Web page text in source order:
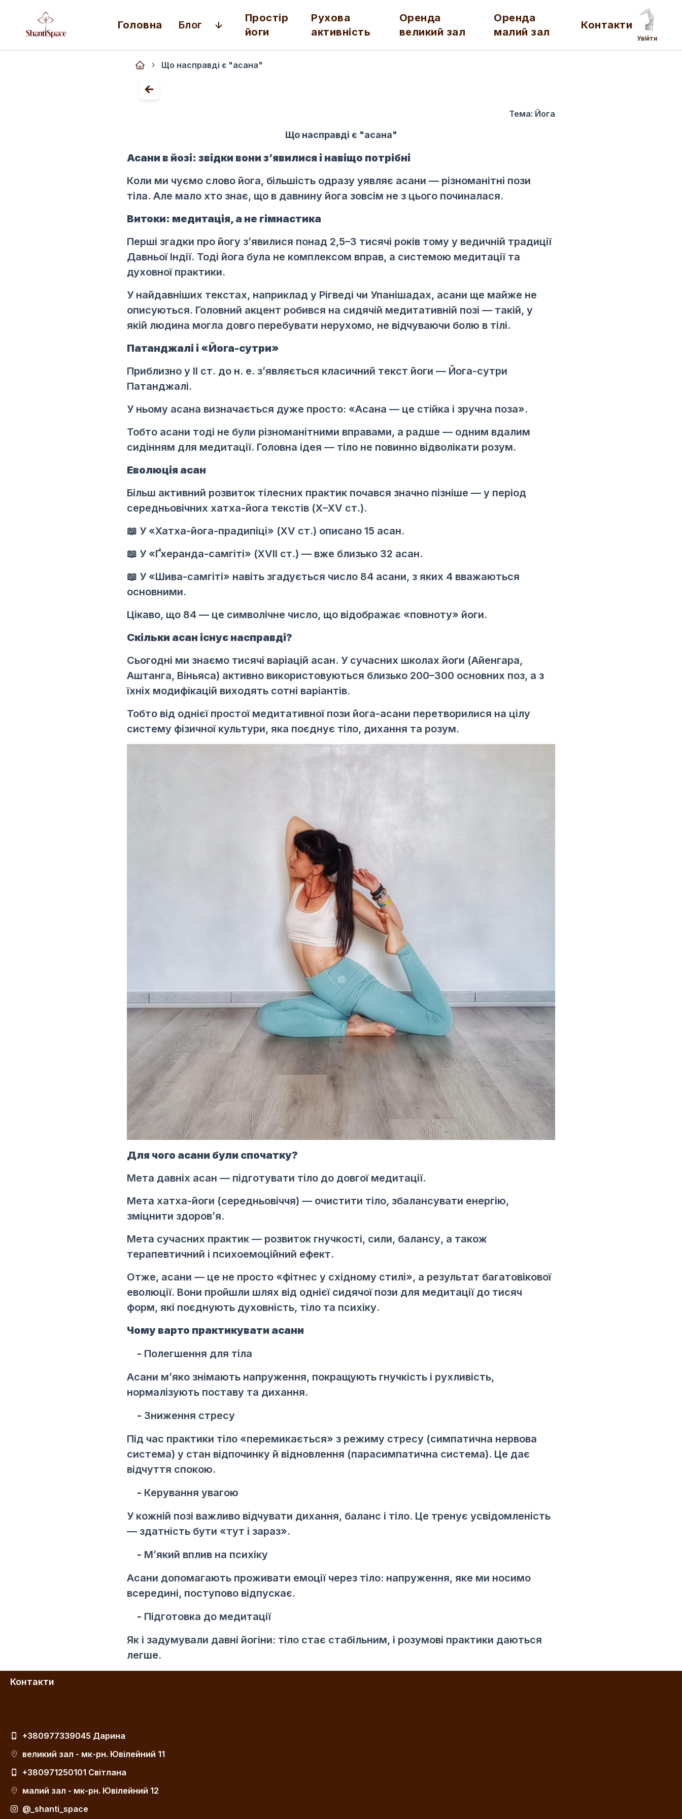
Головна Блог
Простір
йоги
Рухова
активність
Оренда
великий зал
Оренда
малий зал
Контакти
Увійти
Що насправді є "асана"
Тема: Йога
Що насправді є "асана"
Асани в йозі: звідки вони з’явилися і навіщо потрібні
Коли ми чуємо слово йога, більшість одразу уявляє асани — різноманітні пози
тіла. Але мало хто знає, що в давнину йога зовсім не з цього починалася.
Витоки: медитація, а не гімнастика
Перші згадки про йогу з’явилися понад 2,5–3 тисячі років тому у ведичній традиції
Давньої Індії. Тоді йога була не комплексом вправ, а системою медитації та
духовної практики.
У найдавніших текстах, наприклад у Рігведі чи Упанішадах, асани ще майже не
описуються. Головний акцент робився на сидячій медитативній позі — такій, у
якій людина могла довго перебувати нерухомо, не відчуваючи болю в тілі.
Патанджалі і «Йога-сутри»
Приблизно у II ст. до н. е. з’являється класичний текст йоги — Йога-сутри
Патанджалі.
У ньому асана визначається дуже просто: «Асана — це стійка і зручна поза».
Тобто асани тоді не були різноманітними вправами, а радше — одним вдалим
сидінням для медитації. Головна ідея — тіло не повинно відволікати розум.
Еволюція асан
Більш активний розвиток тілесних практик почався значно пізніше — у період
середньовічних хатха-йога текстів (X–XV ст.).
📖 У «Хатха-йога-прадипіці» (XV ст.) описано 15 асан.
📖 У «Ґхеранда-самгіті» (XVII ст.) — вже близько 32 асан.
📖 У «Шива-самгіті» навіть згадується число 84 асани, з яких 4 вважаються
основними.
Цікаво, що 84 — це символічне число, що відображає «повноту» йоги.
Скільки асан існує насправді?
Сьогодні ми знаємо тисячі варіацій асан. У сучасних школах йоги (Айенгара,
Аштанга, Віньяса) активно використовуються близько 200–300 основних поз, а з
їхніх модифікацій виходять сотні варіантів.
Тобто від однієї простої медитативної пози йога-асани перетворилися на цілу
систему фізичної культури, яка поєднує тіло, дихання та розум.
Для чого асани були спочатку?
Мета давніх асан — підготувати тіло до довгої медитації.
Мета хатха-йоги (середньовіччя) — очистити тіло, збалансувати енергію,
зміцнити здоров’я.
Мета сучасних практик — розвиток гнучкості, сили, балансу, а також
терапевтичний і психоемоційний ефект.
Отже, асани — це не просто «фітнес у східному стилі», а результат багатовікової
еволюції. Вони пройшли шлях від однієї сидячої пози для медитації до тисяч
форм, які поєднують духовність, тіло та психіку.
Чому варто практикувати асани
Полегшення для тіла
Асани м’яко знімають напруження, покращують гнучкість і рухливість,
нормалізують поставу та дихання.
Зниження стресу
Під час практики тіло «перемикається» з режиму стресу (симпатична нервова
система) у стан відпочинку й відновлення (парасимпатична система). Це дає
відчуття спокою.
Керування увагою
У кожній позі важливо відчувати дихання, баланс і тіло. Це тренує усвідомленість
— здатність бути «тут і зараз».
М’який вплив на психіку
Асани допомагають проживати емоції через тіло: напруження, яке ми носимо
всередині, поступово відпускає.
Підготовка до медитації
Як і задумували давні йогіни: тіло стає стабільним, і розумові практики даються
легше.
Контакти
+380977339045 Дарина
великий зал - мк-рн. Ювілейний 11
+380971250101 Світлана
малий зал - мк-рн. Ювілейний 12
@_shanti_space